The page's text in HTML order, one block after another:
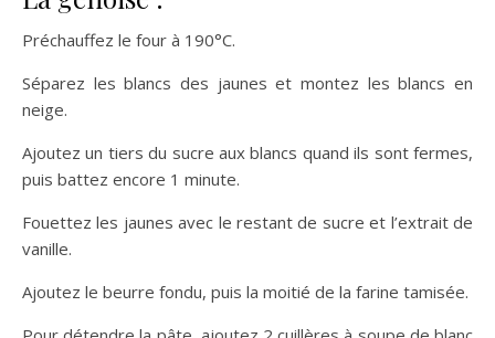
Préchauffez le four à 190°C.
Séparez les blancs des jaunes et montez les blancs en
neige.
Ajoutez un tiers du sucre aux blancs quand ils sont fermes,
puis battez encore 1 minute.
Fouettez les jaunes avec le restant de sucre et l’extrait de
vanille.
Ajoutez le beurre fondu, puis la moitié de la farine tamisée.